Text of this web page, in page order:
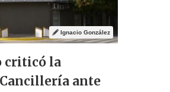
Ignacio González
criticó la
ante